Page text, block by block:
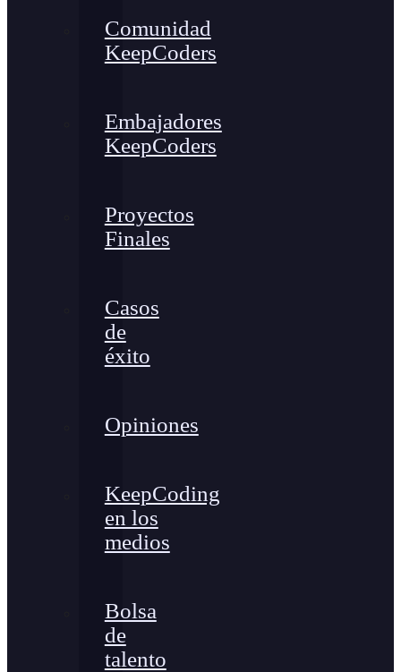
Comunidad
KeepCoders
Embajadores
KeepCoders
Proyectos
Finales
Casos
de
éxito
Opiniones
KeepCoding
en los
medios
Bolsa
de
talento